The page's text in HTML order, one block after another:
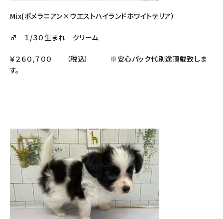
Mix(ポメラニアン×ウエストハイランドホワイトテリア）
♂ １/３０生まれ クリーム
￥２６０,７００ （税込） ※安心パック代別途頂戴致しま
す。